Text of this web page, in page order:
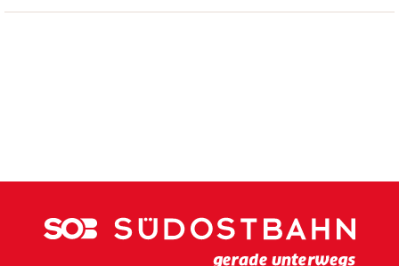
variable grâce à la fermeture en plastique.